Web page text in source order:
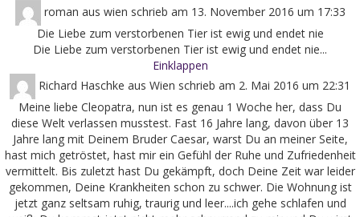
roman aus wien schrieb am 13. November 2016 um 17:33
Die Liebe zum verstorbenen Tier ist ewig und endet nie
Die Liebe zum verstorbenen Tier ist ewig und endet nie...
Einklappen
Richard Haschke aus Wien schrieb am 2. Mai 2016 um 22:31
Meine liebe Cleopatra, nun ist es genau 1 Woche her, dass Du
diese Welt verlassen musstest. Fast 16 Jahre lang, davon über 13
Jahre lang mit Deinem Bruder Caesar, warst Du an meiner Seite,
hast mich getröstet, hast mir ein Gefühl der Ruhe und Zufriedenheit
vermittelt. Bis zuletzt hast Du gekämpft, doch Deine Zeit war leider
gekommen, Deine Krankheiten schon zu schwer. Die Wohnung ist
jetzt ganz seltsam ruhig, traurig und leer....ich gehe schlafen und